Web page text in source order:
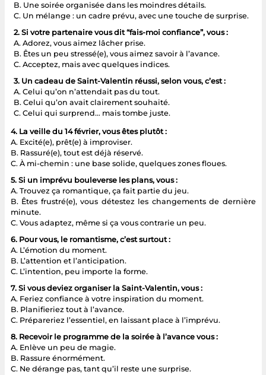
B. Une soirée organisée dans les moindres détails.
C. Un mélange : un cadre prévu, avec une touche de surprise.
2. Si votre partenaire vous dit “fais-moi confiance”, vous :
A. Adorez, vous aimez lâcher prise.
B. Êtes un peu stressé(e), vous aimez savoir à l’avance.
C. Acceptez, mais avec quelques indices.
3. Un cadeau de Saint-Valentin réussi, selon vous, c’est :
A. Celui qu’on n’attendait pas du tout.
B. Celui qu’on avait clairement souhaité.
C. Celui qui surprend… mais tombe juste.
4. La veille du 14 février, vous êtes plutôt :
A. Excité(e), prêt(e) à improviser.
B. Rassuré(e), tout est déjà réservé.
C. À mi-chemin : une base solide, quelques zones floues.
5. Si un imprévu bouleverse les plans, vous :
A. Trouvez ça romantique, ça fait partie du jeu.
B. Êtes frustré(e), vous détestez les changements de dernière
minute.
C. Vous adaptez, même si ça vous contrarie un peu.
6. Pour vous, le romantisme, c’est surtout :
A. L’émotion du moment.
B. L’attention et l’anticipation.
C. L’intention, peu importe la forme.
7. Si vous deviez organiser la Saint-Valentin, vous :
A. Feriez confiance à votre inspiration du moment.
B. Planifieriez tout à l’avance.
C. Prépareriez l’essentiel, en laissant place à l’imprévu.
8. Recevoir le programme de la soirée à l’avance vous :
A. Enlève un peu de magie.
B. Rassure énormément.
C. Ne dérange pas, tant qu’il reste une surprise.